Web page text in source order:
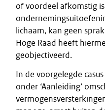
of voordeel afkomstig
lichaam, kan geen
Hoge Raad heeft
geobjectiveerd.
In de voorgelegde
onder ‘Aanleiding’